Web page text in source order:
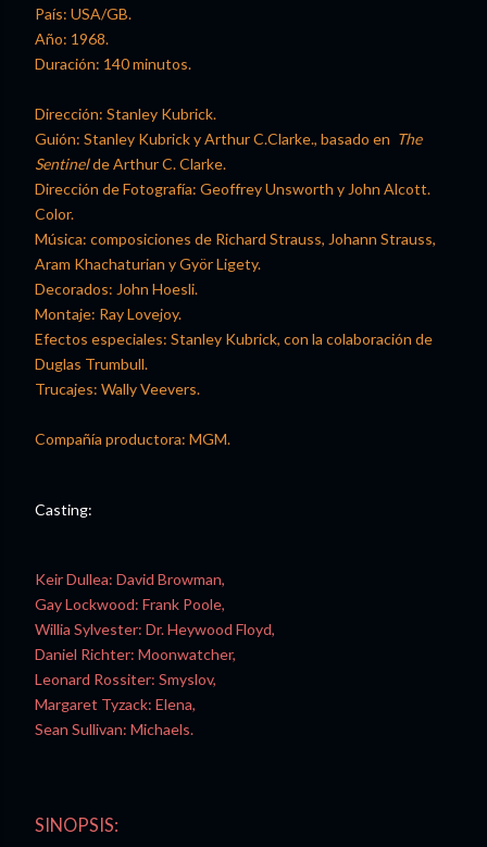
País: USA/GB.
Año: 1968.
Duración: 140 minutos.
Dirección: Stanley Kubrick.
Guión: Stanley Kubrick y Arthur C.Clarke., basado en The
Sentinelde Arthur C. Clarke.
Dirección de Fotografía: Geoffrey Unsworth y John Alcott.
Color.
Música: composiciones de Richard Strauss, Johann Strauss,
Aram Khachaturian y Györ Ligety.
Decorados: John Hoesli.
Montaje: Ray Lovejoy.
Efectos especiales: Stanley Kubrick, con la colaboración de
Duglas Trumbull.
Trucajes: Wally Veevers.
Compañía productora: MGM.
Casting:
Keir Dullea: David Browman,
Gay Lockwood: Frank Poole,
Willia Sylvester: Dr. Heywood Floyd,
Daniel Richter: Moonwatcher,
Leonard Rossiter: Smyslov,
Margaret Tyzack: Elena,
Sean Sullivan: Michaels.
SINOPSIS: